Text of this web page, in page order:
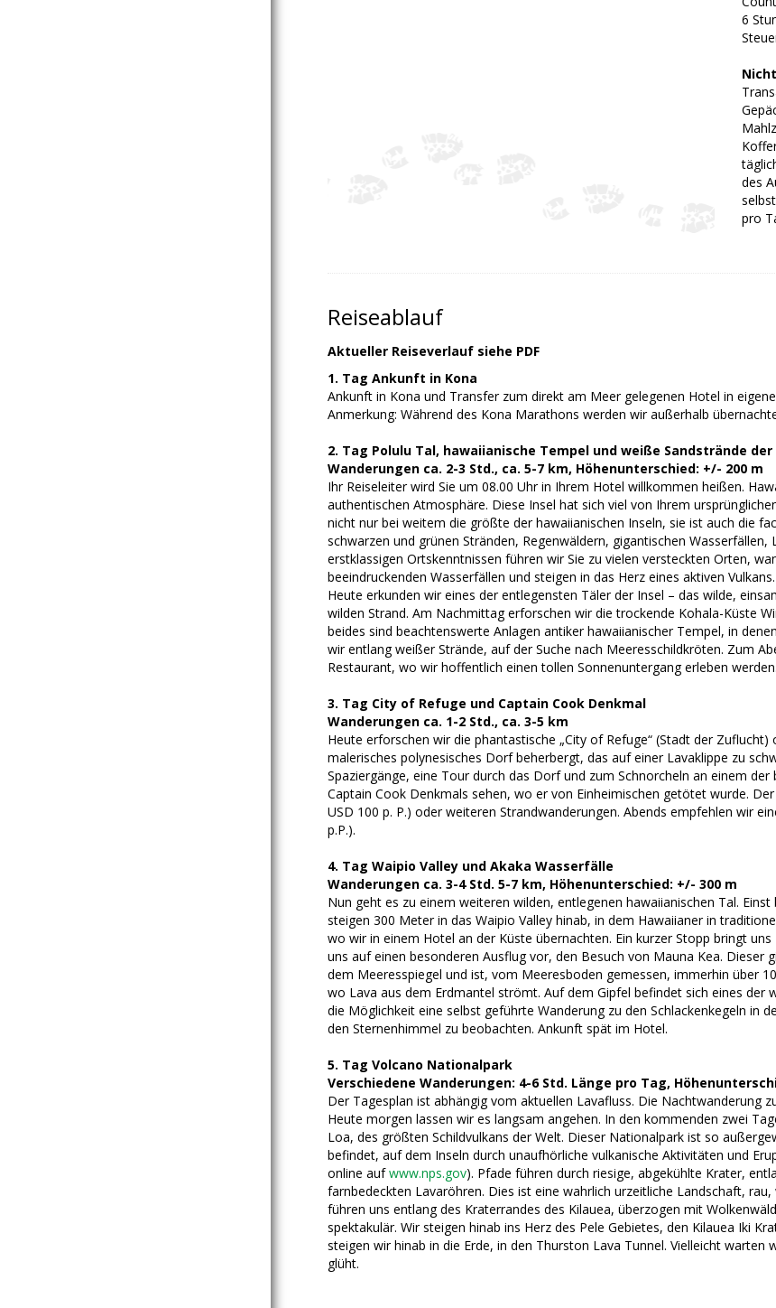
6
des
pro
Reiseablauf
Aktueller Reiseverlauf siehe PDF
1. Tag Ankunft in Kona
Ankunft in Kona und Transfer zum direkt am Meer gelegenen Hotel in
Anmerkung: Während des Kona Marathons werden wir außerhalb
2. Tag Polulu Tal, hawaiianische Tempel und weiße Sandstrände der
Wanderungen ca. 2-3 Std., ca. 5-7 km, Höhenunterschied: +/- 200 m
Ihr Reiseleiter wird Sie um 08.00 Uhr in Ihrem Hotel willkommen heißen.
authentischen Atmosphäre. Diese Insel hat sich viel von Ihrem
nicht nur bei weitem die größte der hawaiianischen Inseln, sie ist auch die
schwarzen und grünen Stränden, Regenwäldern, gigantischen
erstklassigen Ortskenntnissen führen wir Sie zu vielen versteckten Orten,
beeindruckenden Wasserfällen und steigen in das Herz eines aktiven
Heute erkunden wir eines der entlegensten Täler der Insel – das wilde,
wilden Strand. Am Nachmittag erforschen wir die trockende Kohala-Küste
beides sind beachtenswerte Anlagen antiker hawaiianischer Tempel, in
wir entlang weißer Strände, auf der Suche nach Meeresschildkröten. Zum
Restaurant, wo wir hoffentlich einen tollen Sonnenuntergang erleben werden.
3. Tag City of Refuge und Captain Cook Denkmal
Wanderungen ca. 1-2 Std., ca. 3-5 km
Heute erforschen wir die phantastische „City of Refuge“ (Stadt der
malerisches polynesisches Dorf beherbergt, das auf einer Lavaklippe zu
Spaziergänge, eine Tour durch das Dorf und zum Schnorcheln an einem
Captain Cook Denkmals sehen, wo er von Einheimischen getötet wurde.
USD 100 p. P.) oder weiteren Strandwanderungen. Abends empfehlen wir
p.P.).
4. Tag Waipio Valley und Akaka Wasserfälle
Wanderungen ca. 3-4 Std. 5-7 km, Höhenunterschied: +/- 300 m
Nun geht es zu einem weiteren wilden, entlegenen hawaiianischen Tal.
steigen 300 Meter in das Waipio Valley hinab, in dem Hawaiianer in
wo wir in einem Hotel an der Küste übernachten. Ein kurzer Stopp bringt
uns auf einen besonderen Ausflug vor, den Besuch von Mauna Kea. Dieser
dem Meeresspiegel und ist, vom Meeresboden gemessen, immerhin über
wo Lava aus dem Erdmantel strömt. Auf dem Gipfel befindet sich eines
die Möglichkeit eine selbst geführte Wanderung zu den Schlackenkegeln in
den Sternenhimmel zu beobachten. Ankunft spät im Hotel.
5. Tag Volcano Nationalpark
Verschiedene Wanderungen: 4-6 Std. Länge pro Tag,
Der Tagesplan ist abhängig vom aktuellen Lavafluss. Die Nachtwanderung
Heute morgen lassen wir es langsam angehen. In den kommenden zwei
Loa, des größten Schildvulkans der Welt. Dieser Nationalpark ist so
befindet, auf dem Inseln durch unaufhörliche vulkanische Aktivitäten und
online aufwww.nps.gov). Pfade führen durch riesige, abgekühlte Krater,
farnbedeckten Lavaröhren. Dies ist eine wahrlich urzeitliche Landschaft,
führen uns entlang des Kraterrandes des Kilauea, überzogen mit
spektakulär. Wir steigen hinab ins Herz des Pele Gebietes, den Kilauea Iki
steigen wir hinab in die Erde, in den Thurston Lava Tunnel. Vielleicht
glüht.